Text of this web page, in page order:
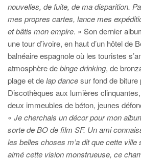
nouvelles, de fuite, de ma disparition.
mes propres cartes, lance mes
et bâtis mon empire. » Son dernier
une tour d’ivoire, en haut d’un hôtel de
balnéaire espagnole où les touristes
atmosphère debinge drinking, de
plage et delap dancesur fond de biture
Discothèques aux lumières
deux immeubles de béton, jeunes
« Je cherchais un décor pour mon
sorte de BO de film SF. Un ami
les belles choses m’a dit que cette ville
aimé cette vision monstrueuse, ce